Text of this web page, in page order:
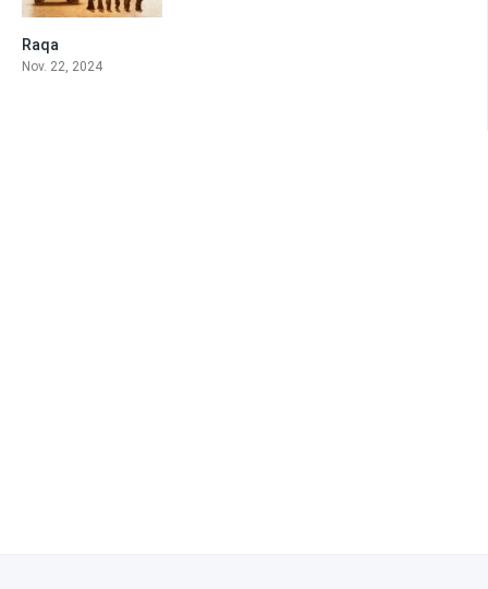
Raqa
Nov. 22, 2024